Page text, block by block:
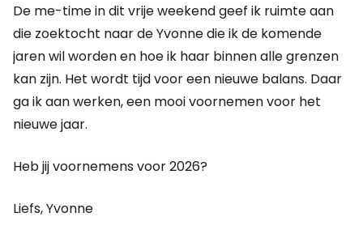
De me-time in dit vrije weekend geef ik ruimte aan
die zoektocht naar de Yvonne die ik de komende
jaren wil worden en hoe ik haar binnen alle grenzen
kan zijn. Het wordt tijd voor een nieuwe balans. Daar
ga ik aan werken, een mooi voornemen voor het
nieuwe jaar.
Heb jij voornemens voor 2026?
Liefs, Yvonne